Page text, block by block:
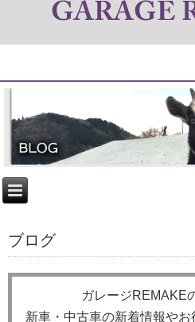
ブログ
ガレージREMAKE
新車・中古車の新着情報や